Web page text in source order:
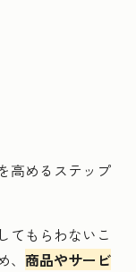
高めるステップ
てもらわないこ
商品やサービ